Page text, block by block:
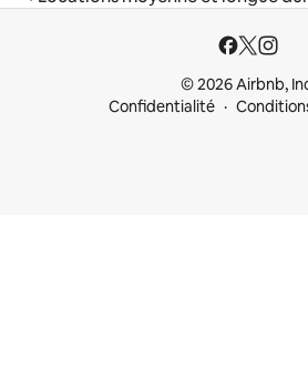
© 2026 Airbnb,
Confidentialité